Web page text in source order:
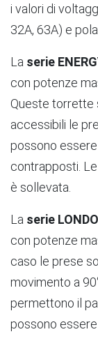
i valori di
32A, 63A) e
La serie
con potenze
Queste torrette
accessibili le
possono
contrapposti.
è sollevata.
La serie
con potenze
caso le prese
movimento a
permettono il
possono